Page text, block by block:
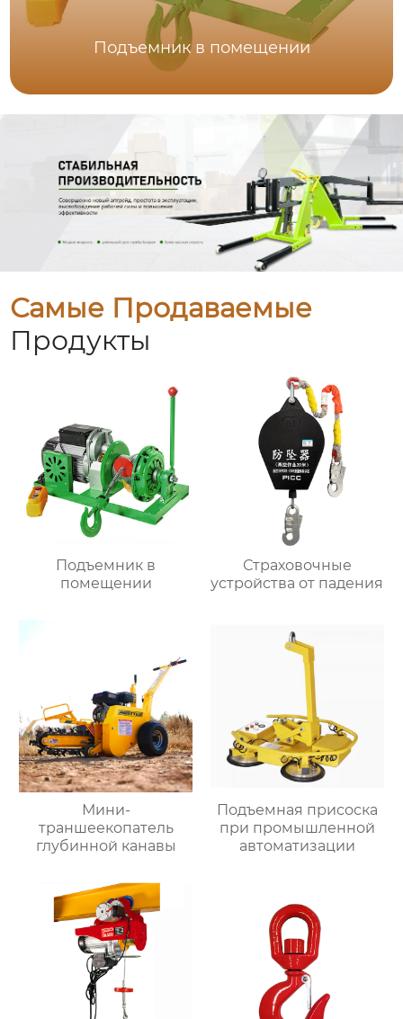
Подъемник в помещении
Самые Продаваемые
Продукты
Подъемник в
помещении
Страховочные
устройства от падения
Мини-
траншеекопатель
глубинной канавы
Подъемная присоска
при промышленной
автоматизации